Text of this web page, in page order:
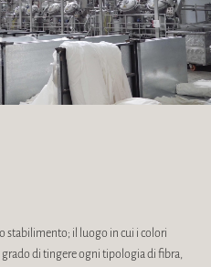
stabilimento; il luogo in cui i colori
di tingere ogni tipologia di fibra,